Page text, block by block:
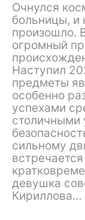
Очнулся
больницы, и
произошло.
огромный
Наступил
предметы
особенно
успехами
столичными
сильному
девушка
Кириллова…